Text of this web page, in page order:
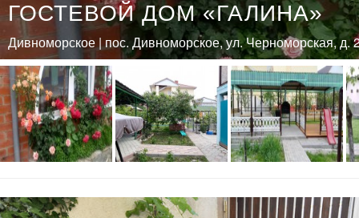
ГОСТЕВОЙ ДОМ «ГАЛИНА»
Дивноморское | пос. Дивноморское, ул. Черноморская, д.